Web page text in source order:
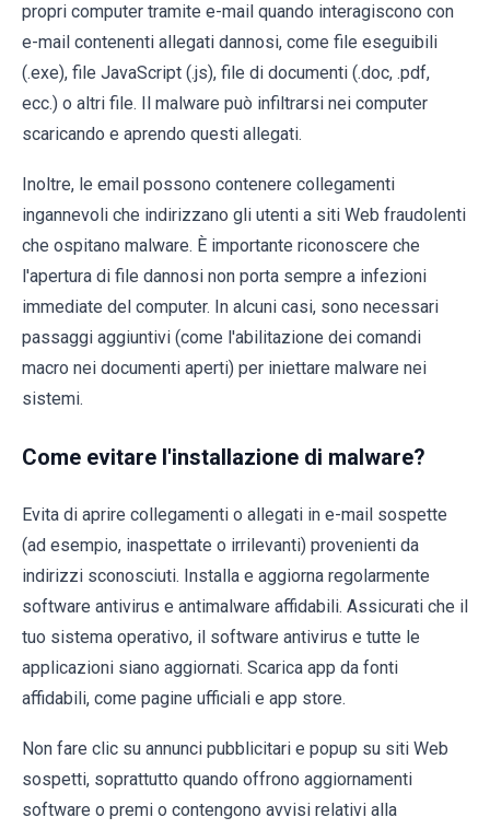
propri computer tramite e-mail quando interagiscono con
e-mail contenenti allegati dannosi, come file eseguibili
(.exe), file JavaScript (.js), file di documenti (.doc, .pdf,
ecc.) o altri file. Il malware può infiltrarsi nei computer
scaricando e aprendo questi allegati.
Inoltre, le email possono contenere collegamenti
ingannevoli che indirizzano gli utenti a siti Web fraudolenti
che ospitano malware. È importante riconoscere che
l'apertura di file dannosi non porta sempre a infezioni
immediate del computer. In alcuni casi, sono necessari
passaggi aggiuntivi (come l'abilitazione dei comandi
macro nei documenti aperti) per iniettare malware nei
sistemi.
Come evitare l'installazione di malware?
Evita di aprire collegamenti o allegati in e-mail sospette
(ad esempio, inaspettate o irrilevanti) provenienti da
indirizzi sconosciuti. Installa e aggiorna regolarmente
software antivirus e antimalware affidabili. Assicurati che il
tuo sistema operativo, il software antivirus e tutte le
applicazioni siano aggiornati. Scarica app da fonti
affidabili, come pagine ufficiali e app store.
Non fare clic su annunci pubblicitari e popup su siti Web
sospetti, soprattutto quando offrono aggiornamenti
software o premi o contengono avvisi relativi alla